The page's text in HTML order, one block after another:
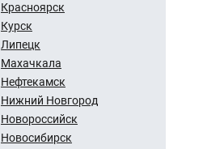
Красноярск
Курск
Липецк
Махачкала
Нефтекамск
Нижний Новгород
Новороссийск
Новосибирск